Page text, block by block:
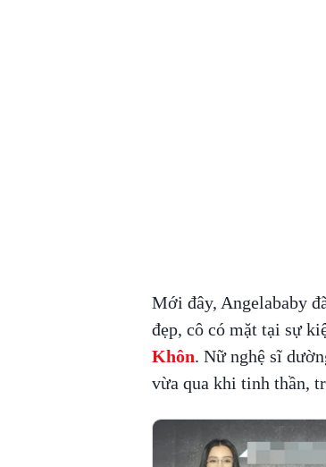
Mới đây, Angelababy
đẹp, cô có mặt tại sự
Khôn. Nữ nghệ sĩ
vừa qua khi tinh thần,